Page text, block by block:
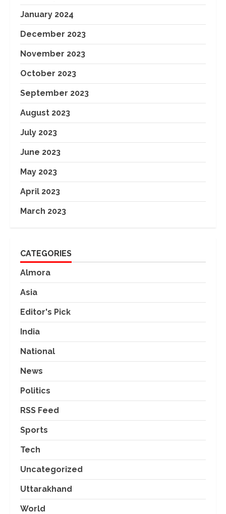
January 2024
December 2023
November 2023
October 2023
September 2023
August 2023
July 2023
June 2023
May 2023
April 2023
March 2023
CATEGORIES
Almora
Asia
Editor's Pick
India
National
News
Politics
RSS Feed
Sports
Tech
Uncategorized
Uttarakhand
World